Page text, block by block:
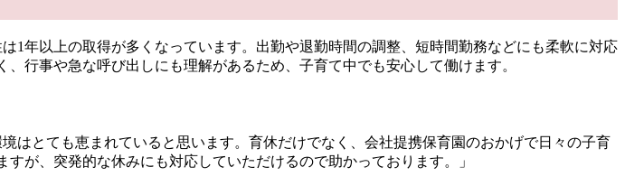
1年以上の取得が多くなっています。出勤や退勤時間の調整、短時間勤務などにも柔軟に対応
行事や急な呼び出しにも理解があるため、子育て中でも安心して働けます。
はとても恵まれていると思います。育休だけでなく、会社提携保育園のおかげで日々の子育
が、突発的な休みにも対応していただけるので助かっております。」